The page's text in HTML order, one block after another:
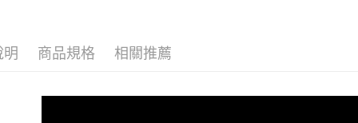
明 商品規格 相關推薦